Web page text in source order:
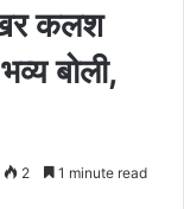
कलश
बोली,
2 1 minute read